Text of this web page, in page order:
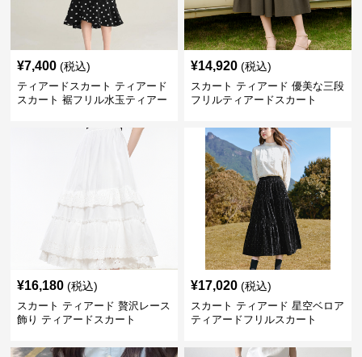
¥7,400 (税込)
ティアードスカート ティアード
スカート 裾フリル水玉ティアー
¥14,920 (税込)
スカート ティアード 優美な三段
フリルティアードスカート
¥16,180 (税込)
スカート ティアード 贅沢レース
飾り ティアードスカート
¥17,020 (税込)
スカート ティアード 星空ベロア
ティアードフリルスカート